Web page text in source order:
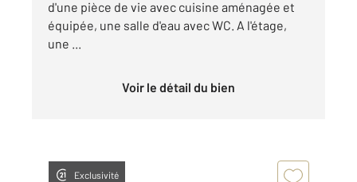
d'une pièce de vie avec cuisine aménagée et
équipée, une salle d'eau avec WC. A l'étage,
une ...
Voir le détail du bien
Exclusivité